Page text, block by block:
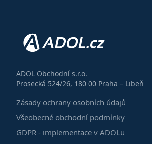
ADOL Obchodní s.r.o.
Prosecká 524/26, 180 00 Praha – Libeň
Zásady ochrany osobních údajů
Všeobecné obchodní podmínky
GDPR - implementace v ADOLu